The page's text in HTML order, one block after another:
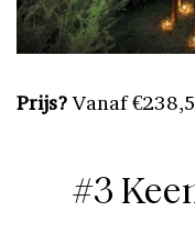
Prijs?Vanaf
#3